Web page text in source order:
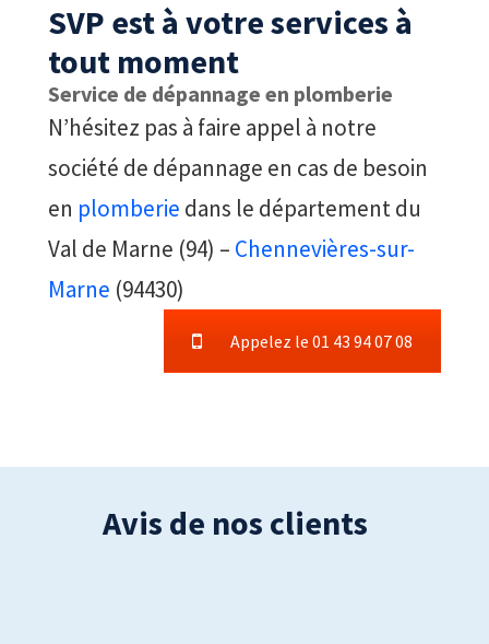
SVP est à votre services à
tout moment
Service de dépannage en plomberie
N’hésitez pas à faire appel à notre
société de dépannage en cas de besoin
en plomberie dans le département du
Val de Marne (94) – Chennevières-sur-
Marne (94430)
Appelez le 01 43 94 07 08
Avis de nos clients